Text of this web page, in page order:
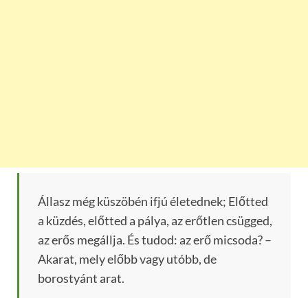
Állasz még küszöbén ifjú életednek; Előtted
a küzdés, előtted a pálya, az erőtlen csügged,
az erős megállja. És tudod: az erő micsoda? –
Akarat, mely előbb vagy utóbb, de
borostyánt arat.